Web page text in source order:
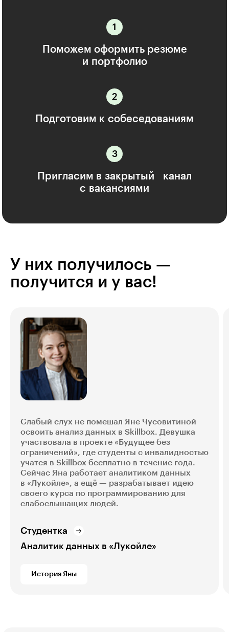
Поможем оформить резюме
и портфолио
Подготовим к собеседованиям
Пригласим в закрытый канал
с вакансиями
У них получилось —
получится и у вас!
Слабый слух не помешал Яне Чусовитиной
освоить анализ данных в Skillbox. Девушка
участвовала в проекте «Будущее без
ограничений», где студенты с инвалидностью
учатся в Skillbox бесплатно в течение года.
Сейчас Яна работает аналитиком данных
в «Лукойле», а ещё — разрабатывает идею
своего курса по программированию для
слабослышащих людей.
Студентка
Аналитик данных в «Лукойле»
История Яны